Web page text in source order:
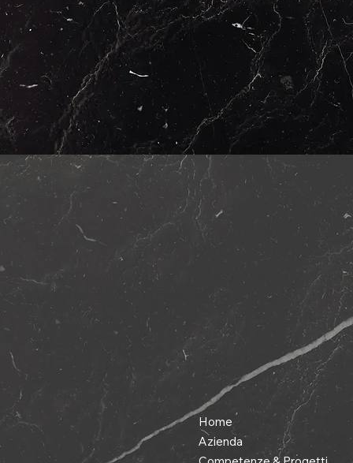
Via XI Settembre, 73
12011 Borgo San Dalmazzo CN
tel: 0171 722409
info@domustek.it
Home
Azienda